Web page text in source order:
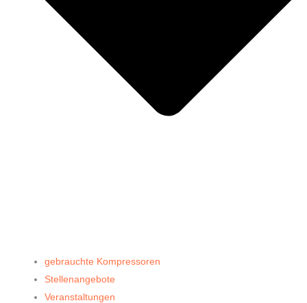
gebrauchte Kompressoren
Stellenangebote
Veranstaltungen